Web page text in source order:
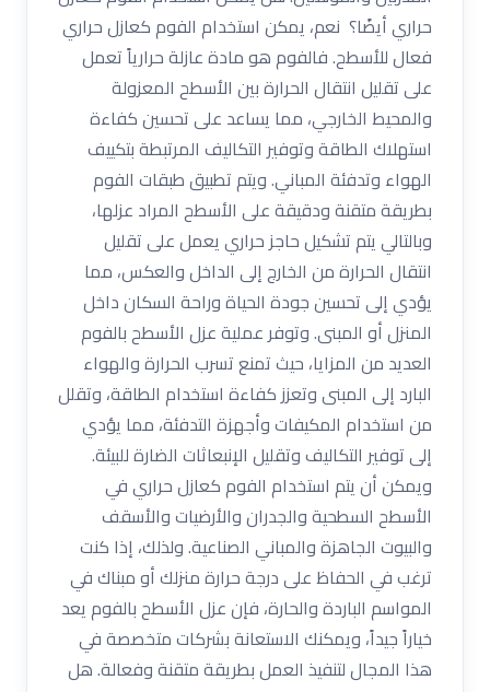
حراري أيضًا؟ نعم، يمكن استخدام الفوم كعازل حراري
فعال للأسطح. فالفوم هو مادة عازلة حرارياً تعمل
على تقليل انتقال الحرارة بين الأسطح المعزولة
والمحيط الخارجي، مما يساعد على تحسين كفاءة
استهلاك الطاقة وتوفير التكاليف المرتبطة بتكييف
الهواء وتدفئة المباني. ويتم تطبيق طبقات الفوم
بطريقة متقنة ودقيقة على الأسطح المراد عزلها،
وبالتالي يتم تشكيل حاجز حراري يعمل على تقليل
انتقال الحرارة من الخارج إلى الداخل والعكس، مما
يؤدي إلى تحسين جودة الحياة وراحة السكان داخل
المنزل أو المبنى. وتوفر عملية عزل الأسطح بالفوم
العديد من المزايا، حيث تمنع تسرب الحرارة والهواء
البارد إلى المبنى وتعزز كفاءة استخدام الطاقة، وتقلل
من استخدام المكيفات وأجهزة التدفئة، مما يؤدي
إلى توفير التكاليف وتقليل الإنبعاثات الضارة للبيئة.
ويمكن أن يتم استخدام الفوم كعازل حراري في
الأسطح السطحية والجدران والأرضيات والأسقف
والبيوت الجاهزة والمباني الصناعية. ولذلك، إذا كنت
ترغب في الحفاظ على درجة حرارة منزلك أو مبناك في
المواسم الباردة والحارة، فإن عزل الأسطح بالفوم يعد
خياراً جيداً، ويمكنك الاستعانة بشركات متخصصة في
هذا المجال لتنفيذ العمل بطريقة متقنة وفعالة. هل